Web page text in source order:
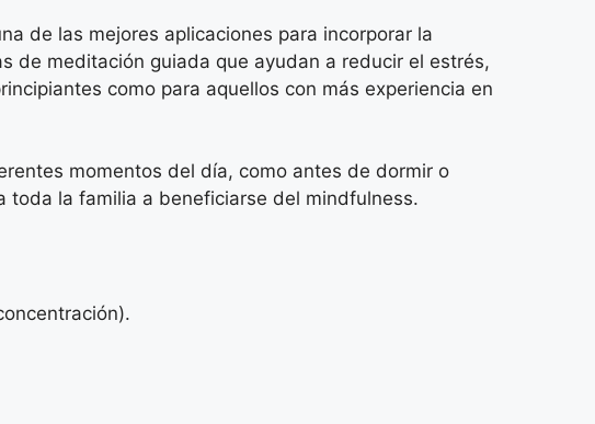
de las mejores aplicaciones para incorporar la
de meditación guiada que ayudan a reducir el estrés,
como para aquellos con más experiencia en
momentos del día, como antes de dormir o
toda la familia a beneficiarse del mindfulness.